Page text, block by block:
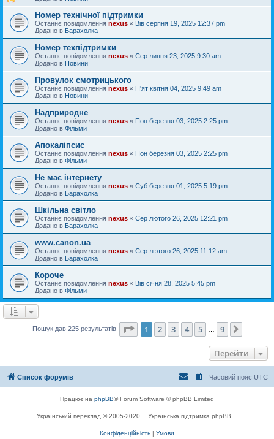
Номер технічної підтримки
Останнє повідомлення nexus « Вів серпня 19, 2025 12:37 pm
Додано в Барахолка
Номер техпідтримки
Останнє повідомлення nexus « Сер липня 23, 2025 9:30 am
Додано в Новини
Провулок смотрицького
Останнє повідомлення nexus « П'ят квітня 04, 2025 9:49 am
Додано в Новини
Надприродне
Останнє повідомлення nexus « Пон березня 03, 2025 2:25 pm
Додано в Фільми
Апокаліпсис
Останнє повідомлення nexus « Пон березня 03, 2025 2:25 pm
Додано в Фільми
Не має інтернету
Останнє повідомлення nexus « Суб березня 01, 2025 5:19 pm
Додано в Барахолка
Шкільна світло
Останнє повідомлення nexus « Сер лютого 26, 2025 12:21 pm
Додано в Барахолка
www.canon.ua
Останнє повідомлення nexus « Сер лютого 26, 2025 11:12 am
Додано в Барахолка
Короче
Останнє повідомлення nexus « Вів січня 28, 2025 5:45 pm
Додано в Фільми
Пошук дав 225 результатів Сторінка 1 9
1 2 3 4 5 9
Перейти
Список форумів Часовий пояс UTC
Працює на phpBB® Forum Software © phpBB Limited
Український переклад © 2005-2020 Українська підтримка phpBB
Конфіденційність | Умови